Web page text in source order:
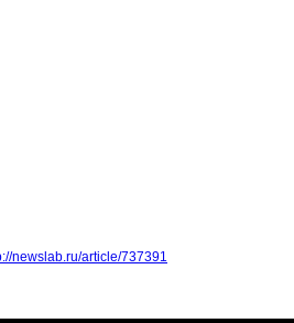
newslab.ru/article/737391